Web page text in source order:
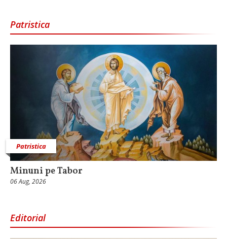
Patristica
Patristica
Minuni pe Tabor
06 Aug, 2026
Editorial